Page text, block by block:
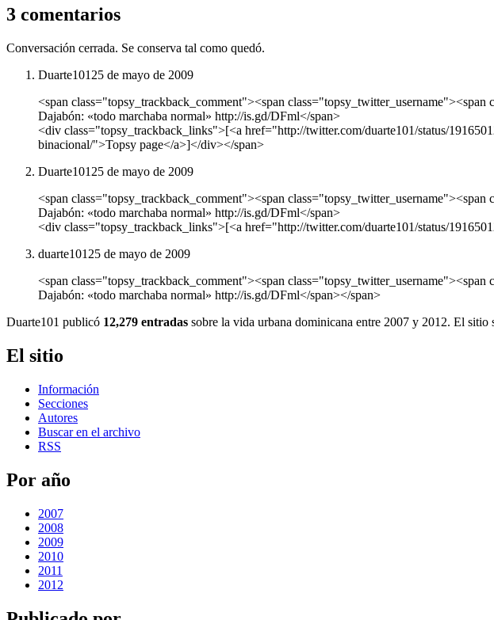
3 comentarios
Conversación cerrada. Se conserva tal como quedó.
Duarte101 25 de mayo de 2009
<span class="topsy_trackback_comment"><span
Dajabón: «todo marchaba normal» http://is.gd/DFml</span>
<div class="topsy_trackback_links">[<a href="http://twitter.com/duarte101/status/
binacional/">Topsy page</a>]</div></span>
Duarte101 25 de mayo de 2009
<span class="topsy_trackback_comment"><span
Dajabón: «todo marchaba normal» http://is.gd/DFml</span>
<div class="topsy_trackback_links">[<a href="http://twitter.com/duarte101/status/
duarte101 25 de mayo de 2009
<span class="topsy_trackback_comment"><span
Dajabón: «todo marchaba normal» http://is.gd/DFml</span></span>
Duarte101 publicó 12,279 entradas sobre la vida urbana dominicana entre 2007 y 2012. El
El sitio
Información
Secciones
Autores
Buscar en el archivo
RSS
Por año
2007
2008
2009
2010
2011
2012